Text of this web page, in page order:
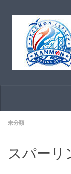
コンテンツへスキッ
未分類
スパーリ